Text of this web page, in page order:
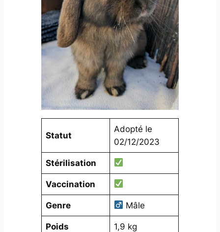
Statut
Adopté le
02/12/2023
Stérilisation
Vaccination
Genre Mâle
Poids 1,9 kg